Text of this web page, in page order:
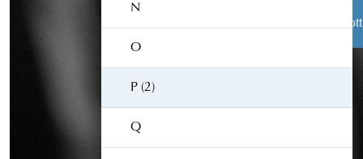
N
O
P (2)
Q
Från
Box 5553